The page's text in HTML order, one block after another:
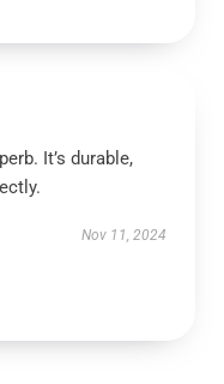
It’s durable,
Nov 11, 2024